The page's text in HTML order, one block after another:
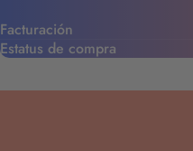
Facturación
Estatus de compra